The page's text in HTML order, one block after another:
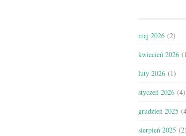
maj 2026 (2)
kwiecień 2026
luty 2026 (1)
styczeń 2026 (4)
grudzień 2025
sierpień 2025 (2)